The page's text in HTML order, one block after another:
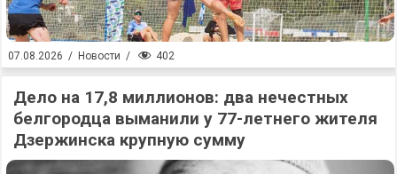
07.08.2026 / Новости / 402
Дело на 17,8 миллионов: два нечестных
белгородца выманили у 77-летнего жителя
Дзержинска крупную сумму